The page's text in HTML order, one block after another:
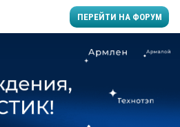
ПЕРЕЙТИ НА ФОРУМ
Подмосковье, Москва